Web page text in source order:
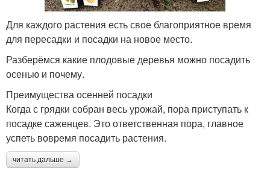
Для каждого растения есть свое благоприятное время
для пересадки и посадки на новое место.
Разберёмся какие плодовые деревья можно посадить
осенью и почему.
Преимущества осенней посадки
Когда с грядки собран весь урожай, пора приступать к
посадке саженцев. Это ответственная пора, главное
успеть вовремя посадить растения.
читать дальше →